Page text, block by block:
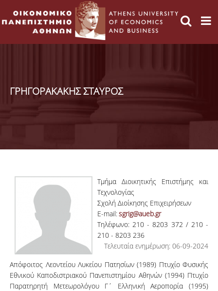
ΓΡΗΓΟΡΑΚΑΚΗΣ ΣΤΑΥΡΟΣ
Τμήμα Διοικητικής Επιστήμης και
Τεχνολογίας
Σχολή Διοίκησης Επιχειρήσεων
E-mail:sgrig@aueb.gr
Τηλέφωνο: 210 - 8203 372 / 210 -
210 - 8203 236
Απόφοιτος Λεοντείου Λυκείου Πατησίων (1989) Πτυχίο Φυσικής
Εθνικού Καποδιστριακού Πανεπιστημίου Αθηνών (1994) Πτυχίο
Παρατηρητή Μετεωρολόγου Γ΄ Ελληνική Αεροπορία (1995)
Τελευταία ενημέρωση: 06-09-2024